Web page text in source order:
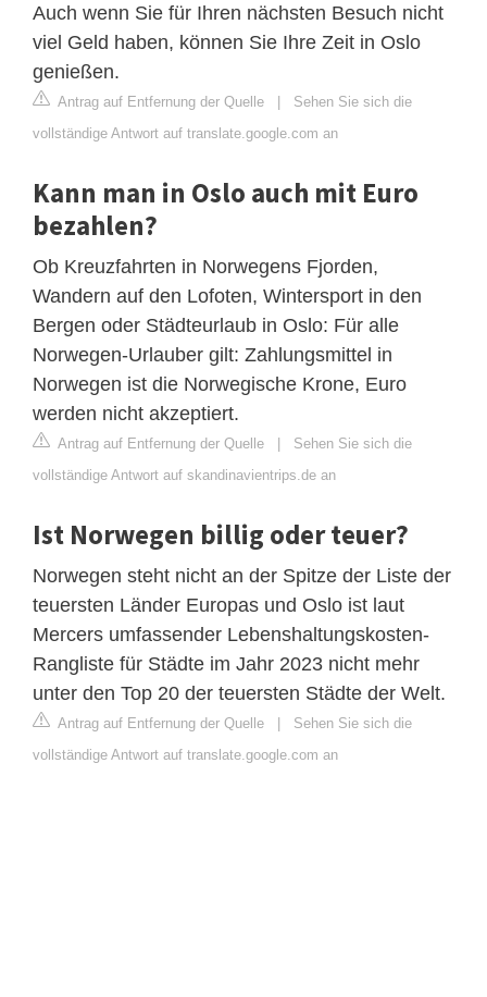
Auch wenn Sie für Ihren nächsten Besuch nicht
viel Geld haben, können Sie Ihre Zeit in Oslo
genießen.
Antrag auf Entfernung der Quelle | Sehen Sie sich die
vollständige Antwort auf translate.google.com an
Kann man in Oslo auch mit Euro
bezahlen?
Ob Kreuzfahrten in Norwegens Fjorden,
Wandern auf den Lofoten, Wintersport in den
Bergen oder Städteurlaub in Oslo: Für alle
Norwegen-Urlauber gilt: Zahlungsmittel in
Norwegen ist die Norwegische Krone, Euro
werden nicht akzeptiert.
Antrag auf Entfernung der Quelle | Sehen Sie sich die
vollständige Antwort auf skandinavientrips.de an
Ist Norwegen billig oder teuer?
Norwegen steht nicht an der Spitze der Liste der
teuersten Länder Europas und Oslo ist laut
Mercers umfassender Lebenshaltungskosten-
Rangliste für Städte im Jahr 2023 nicht mehr
unter den Top 20 der teuersten Städte der Welt.
Antrag auf Entfernung der Quelle | Sehen Sie sich die
vollständige Antwort auf translate.google.com an